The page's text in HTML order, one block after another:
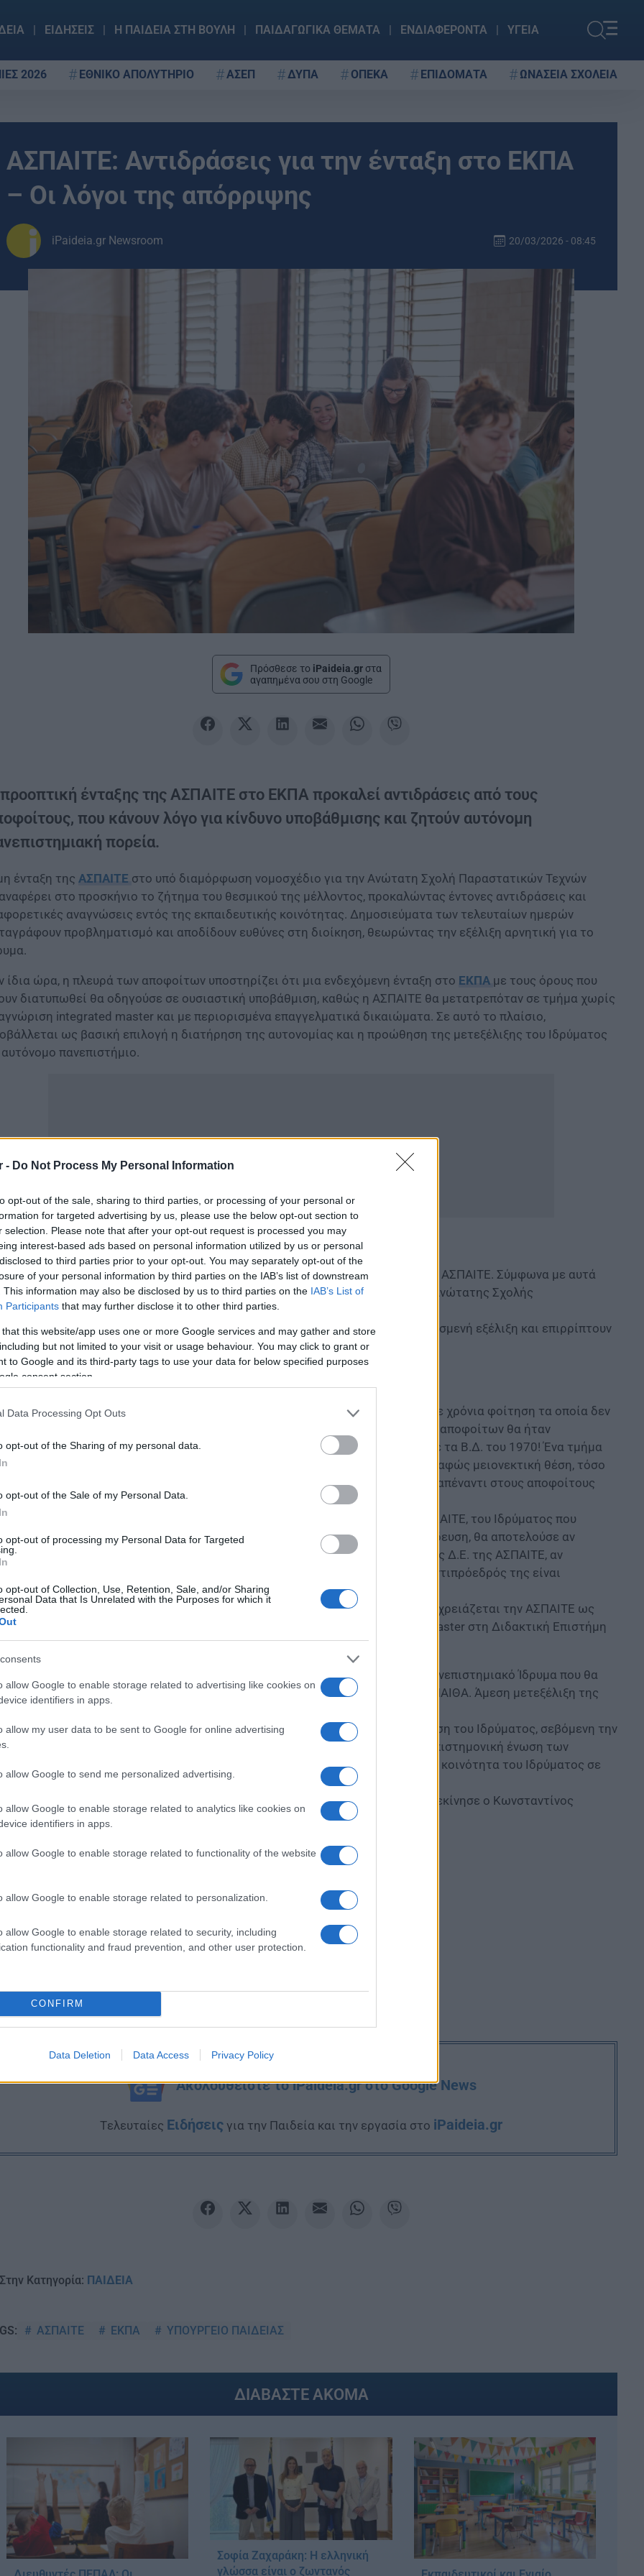
- Do Not Process My Personal Information
opt-out of the sale, sharing to third parties, or processing of your personal or
for targeted advertising by us, please use the below opt-out section to
selection. Please note that after your opt-out request is processed you may
interest-based ads based on personal information utilized by us or personal
to third parties prior to your opt-out. You may separately opt-out of the
of your personal information by third parties on the IAB’s list of downstream
This information may also be disclosed by us to third parties on the IAB’s List of
Participants that may further disclose it to other third parties.
that this website/app uses one or more Google services and may gather and store
but not limited to your visit or usage behaviour. You may click to grant or
to Google and its third-party tags to use your data for below specified purposes
consent section.
Data Processing Opt Outs
opt-out of the Sharing of my personal data.
opt-out of the Sale of my Personal Data.
opt-out of processing my Personal Data for Targeted
opt-out of Collection, Use, Retention, Sale, and/or Sharing
Data that Is Unrelated with the Purposes for which it
allow Google to enable storage related to advertising like cookies on
identifiers in apps.
allow my user data to be sent to Google for online advertising
allow Google to send me personalized advertising.
allow Google to enable storage related to analytics like cookies on
identifiers in apps.
allow Google to enable storage related to functionality of the website
allow Google to enable storage related to personalization.
allow Google to enable storage related to security, including
functionality and fraud prevention, and other user protection.
CONFIRM
Data Deletion Data Access Privacy Policy
ΕΙΔΗΣΕΙΣ Η ΠΑΙΔΕΙΑ ΣΤΗ ΒΟΥΛΗ ΠΑΙΔΑΓΩΓΙΚΑ ΘΕΜΑΤΑ ΕΝΔΙΑΦΕΡΟΝΤΑ ΥΓΕΙΑ
2026 ΕΘΝΙΚΟ ΑΠΟΛΥΤΗΡΙΟ ΑΣΕΠ ΔΥΠΑ ΟΠΕΚΑ ΕΠΙΔΟΜΑΤΑ ΩΝΑΣΕΙΑ ΣΧΟΛΕΙΑ
ΑΣΠΑΙΤΕ: Αντιδράσεις για την ένταξη στο ΕΚΠΑ
– Οι λόγοι της απόρριψης
iPaideia.gr Newsroom 20/03/2026 - 08:45
Πρόσθεσε το iPaideia.gr στα
αγαπημένα σου στη Google
ένταξης της ΑΣΠΑΙΤΕ στο ΕΚΠΑ προκαλεί αντιδράσεις από τους
που κάνουν λόγο για κίνδυνο υποβάθμισης και ζητούν αυτόνομη
πορεία.
ένταξη της ΑΣΠΑΙΤΕ στο υπό διαμόρφωση νομοσχέδιο για την Ανώτατη Σχολή Παραστατικών Τεχνών
στο προσκήνιο το ζήτημα του θεσμικού της μέλλοντος, προκαλώντας έντονες αντιδράσεις και
αναγνώσεις εντός της εκπαιδευτικής κοινότητας. Δημοσιεύματα των τελευταίων ημερών
προβληματισμό και αποδίδουν ευθύνες στη διοίκηση, θεωρώντας την εξέλιξη αρνητική για το
ίδια ώρα, η πλευρά των αποφοίτων υποστηρίζει ότι μια ενδεχόμενη ένταξη στο ΕΚΠΑ με τους όρους που
διατυπωθεί θα οδηγούσε σε ουσιαστική υποβάθμιση, καθώς η ΑΣΠΑΙΤΕ θα μετατρεπόταν σε τμήμα χωρίς
integrated master και με περιορισμένα επαγγελματικά δικαιώματα. Σε αυτό το πλαίσιο,
ως βασική επιλογή η διατήρηση της αυτονομίας και η προώθηση της μετεξέλιξης του Ιδρύματος
πανεπιστήμιο.
τελευταίες μέρες, διαβάζουμε δημοσιεύματα που αναφέρονται στο θέμα της ΑΣΠΑΙΤΕ. Σύμφωνα με αυτά
συμπεριλαμβάνεται η ΑΣΠΑΙΤΕ στο υπό ψήφιση νομοσχέδιο για την ίδρυση Ανώτατης Σχολής
Τεχνών.
και δυστυχώς και κάποιοι μέσα από την ΑΣΠΑΙΤΕ αυτό το θεωρούν ως δυσμενή εξέλιξη και επιρρίπτουν
στη Δ.Ε. της ΑΣΠΑΙΤΕ.
ποιες προϋποθέσεις όμως θα εντάσσονταν η ΑΣΠΑΙΤΕ στο ΕΚΠΑ;
ως Τμήμα Εκπαιδευτικών Μηχανικών σε μια Σχολή του ΕΚΠΑ, με πέντε χρόνια φοίτηση τα οποία δεν
αναγνωρίζονταν ως Integrated Master και τα επαγγελματικά δικαιώματα των αποφοίτων θα ήταν
ΤΕΙ, δηλαδή αυτά των Ανωτέρων Σχολών Υπομηχανικών σύμφωνα με τα Β.Δ. του 1970! Ένα τμήμα
χωρίς ουσιαστική προοπτική γιατί οι απόφοιτοί του θα βρίσκονταν σε σαφώς μειονεκτική θέση, τόσο
Εκπαιδευτικοί όσο και ως Μηχανικοί αφού θα υστερούν σε τυπικά προσόντα απέναντι στους αποφοίτους
των συναφών τμημάτων.
τέτοια λύση για εμάς τους χιλιάδες αποφοίτους της ιστορικής ΣΕΛΕΤΕ/ΑΣΠΑΙΤΕ, του Ιδρύματος που
ακόμα και σήμερα σημείο αναφοράς για όλη την Επαγγελματική Εκπαίδευση, θα αποτελούσε αν
σοβαρό λάθος τόσο της πολιτικής ηγεσίας του ΥΠΑΙΘΑ όσο και της Δ.Ε. της ΑΣΠΑΙΤΕ, αν
σε κάτι τέτοιο, τη στιγμή μάλιστα που τόσο ο Πρόεδρος όσο και ο Αντιπρόεδρός της είναι
της.
Σχολή δεν μπορεί να υποβαθμιστεί σε Τμήμα! Η Επαγγελματική Εκπαίδευση χρειάζεται την ΑΣΠΑΙΤΕ ως
που να μπορεί να λειτουργήσει Πενταετή Τμήματα επιπέδου Integrated Master στη Διδακτική Επιστήμη
όλους τους τομείς της επαγγελματικής εκπαίδευσης.
το ΕΚΠΑ δεν θέλει να εντάξει την ΑΣΠΑΙΤΕ ως Σχολή για να αποτελέσει το Πανεπιστημιακό Ίδρυμα που θα
την επαγγελματική εκπαίδευση, η λύση είναι μία και μοναδική για το ΥΠΑΙΘΑ. Άμεση μετεξέλιξη της
σε αυτόνομο Πανεπιστημιακό Ίδρυμα.
της ΑΣΠΑΙΤΕ, δεν συναίνεσε σε μια επιλογή που θα οδηγούσε σε υποβάθμιση του Ιδρύματος, σεβόμενη την
του ιδρύματος, τους φοιτητές του και εμάς τους αποφοίτους. Εμείς η επιστημονική ένωση των
αναλαμβάνουμε την πρωτοβουλία και καλούμε όλη την εκπαιδευτική κοινότητα του Ιδρύματος σε
για το σκοπό αυτό.
Παιδείας κ. Ζαχαράκη έχει την ευκαιρία να ολοκληρώσει αυτό που ξεκίνησε ο Κωνσταντίνος
το 1959.
Ακολουθείστε το iPaideia.gr στο Google News
Tελευταίες Ειδήσεις για την Παιδεία και την εργασία στο iPaideia.gr
Στην Κατηγορία: ΠΑΙΔΕΙΑ
ΑΣΠΑΙΤΕ ΕΚΠΑ ΥΠΟΥΡΓΕΙΟ ΠΑΙΔΕΙΑΣ
ΔΙΑΒΑΣΤΕ ΑΚΟΜΑ
Σοφία Ζαχαράκη: Η ελληνική
γλώσσα είναι ο ζωντανός